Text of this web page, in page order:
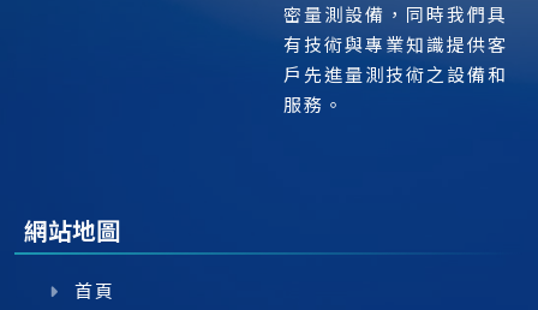
密量測設備，同時我們具
有技術與專業知識提供客
戶先進量測技術之設備和
服務。
網站地圖
首頁